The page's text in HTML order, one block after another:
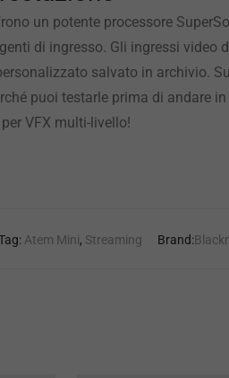
un potente processore
di ingresso. Gli ingressi video
salvato in archivio.
puoi testarle prima di andare
VFX multi-livello!
Atem Mini, Streaming Brand: